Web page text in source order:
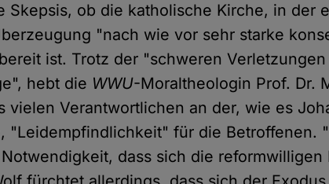
Skepsis, ob die katholische Kirche, in der
"nach wie vor sehr starke
ist. Trotz der "schweren
hebt die WWU-Moraltheologin Prof. Dr.
vielen Verantwortlichen an der, wie es
"Leidempfindlichkeit" für die Betroffenen.
dass sich die reformwilligen